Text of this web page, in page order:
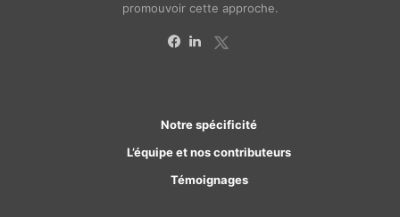
promouvoir cette approche.
Notre spécificité
L’équipe et nos contributeurs
Témoignages